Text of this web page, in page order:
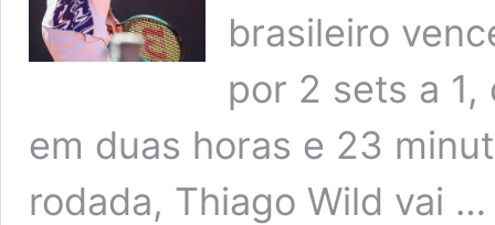
brasileiro
por 2 sets a
em duas horas e 23
rodada, Thiago Wild vai